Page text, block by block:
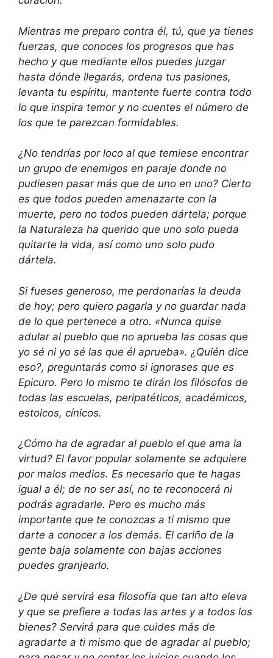
Mientras me preparo contra él, tú, que ya tienes
fuerzas, que conoces los progresos que has
hecho y que mediante ellos puedes juzgar
hasta dónde llegarás, ordena tus pasiones,
levanta tu espíritu, mantente fuerte contra todo
lo que inspira temor y no cuentes el número de
los que te parezcan formidables.
¿No tendrías por loco al que temiese encontrar
un grupo de enemigos en paraje donde no
pudiesen pasar más que de uno en uno? Cierto
es que todos pueden amenazarte con la
muerte, pero no todos pueden dártela; porque
la Naturaleza ha querido que uno solo pueda
quitarte la vida, así como uno solo pudo
dártela.
Si fueses generoso, me perdonarías la deuda
de hoy; pero quiero pagarla y no guardar nada
de lo que pertenece a otro. «Nunca quise
adular al pueblo que no aprueba las cosas que
yo sé ni yo sé las que él aprueba». ¿Quién dice
eso?, preguntarás como si ignorases que es
Epicuro. Pero lo mismo te dirán los filósofos de
todas las escuelas, peripatéticos, académicos,
estoicos, cínicos.
¿Cómo ha de agradar al pueblo el que ama la
virtud? El favor popular solamente se adquiere
por malos medios. Es necesario que te hagas
igual a él; de no ser así, no te reconocerá ni
podrás agradarle. Pero es mucho más
importante que te conozcas a ti mismo que
darte a conocer a los demás. El cariño de la
gente baja solamente con bajas acciones
puedes granjearlo.
¿De qué servirá esa filosofía que tan alto eleva
y que se prefiere a todas las artes y a todos los
bienes? Servirá para que cuides más de
agradarte a ti mismo que de agradar al pueblo;